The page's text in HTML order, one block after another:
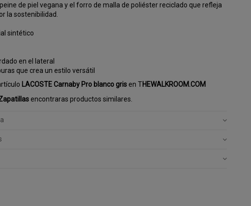
de piel vegana y el forro de malla de poliéster reciclado que refleja
la sostenibilidad.
sintético
en el lateral
que crea un estilo versátil
LACOSTE Carnaby Pro blanco gris en THEWALKROOM.COM
encontraras productos similares.